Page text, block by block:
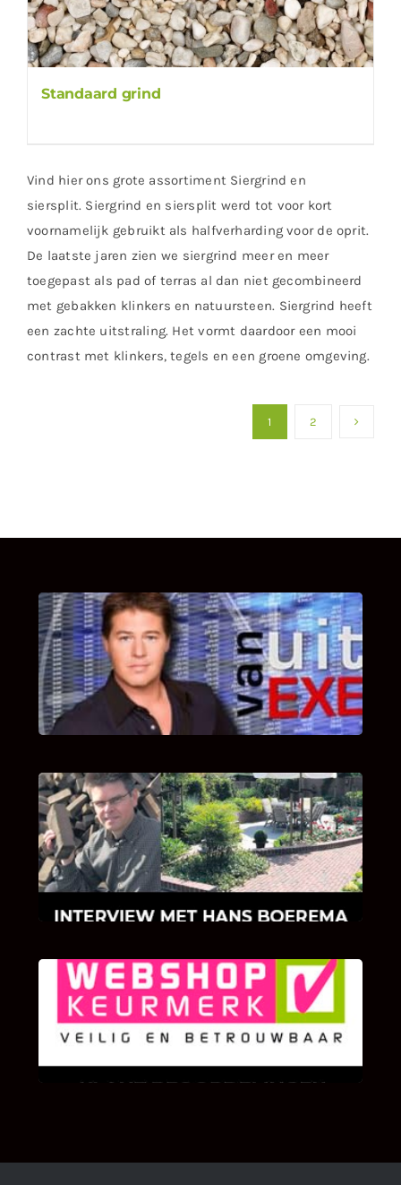
Standaard grind
Vind hier ons grote assortiment Siergrind en
siersplit. Siergrind en siersplit werd tot voor kort
voornamelijk gebruikt als halfverharding voor de oprit.
De laatste jaren zien we siergrind meer en meer
toegepast als pad of terras al dan niet gecombineerd
met gebakken klinkers en natuursteen. Siergrind heeft
een zachte uitstraling. Het vormt daardoor een mooi
contrast met klinkers, tegels en een groene omgeving.
1 2
UITSTEL VAN EXECUTIE
Bekijk hier de fragmenten van de deelname
van Bricks and Stones aan dit programma.
INTERVIEW MET HANS BOEREMA
Hoe Bricks and Stones ontstaan is en wat
Hans Boerema motiveert in de wereld van
klinkers en tegels!
KLANT BEOORDELINGEN
We zijn er zeer op gesteld om te weten wat u
als klant van ons en onze diensten vindt.